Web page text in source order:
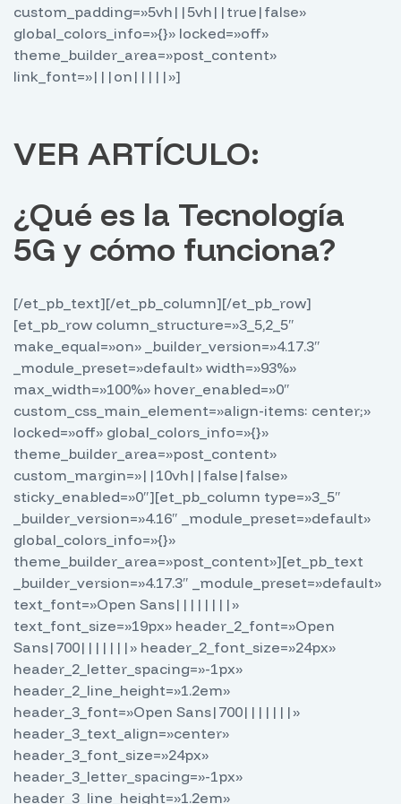
custom_padding=»5vh||5vh||true|false»
global_colors_info=»{}» locked=»off»
theme_builder_area=»post_content»
link_font=»|||on|||||»]
VER ARTÍCULO:
¿Qué es la Tecnología
5G y cómo funciona?
[/et_pb_text][/et_pb_column][/et_pb_row]
[et_pb_row column_structure=»3_5,2_5″
make_equal=»on» _builder_version=»4.17.3″
_module_preset=»default» width=»93%»
max_width=»100%» hover_enabled=»0″
custom_css_main_element=»align-items: center;»
locked=»off» global_colors_info=»{}»
theme_builder_area=»post_content»
custom_margin=»||10vh||false|false»
sticky_enabled=»0″][et_pb_column type=»3_5″
_builder_version=»4.16″ _module_preset=»default»
global_colors_info=»{}»
theme_builder_area=»post_content»][et_pb_text
_builder_version=»4.17.3″ _module_preset=»default»
text_font=»Open Sans||||||||»
text_font_size=»19px» header_2_font=»Open
Sans|700|||||||» header_2_font_size=»24px»
header_2_letter_spacing=»-1px»
header_2_line_height=»1.2em»
header_3_font=»Open Sans|700|||||||»
header_3_text_align=»center»
header_3_font_size=»24px»
header_3_letter_spacing=»-1px»
header_3_line_height=»1.2em»